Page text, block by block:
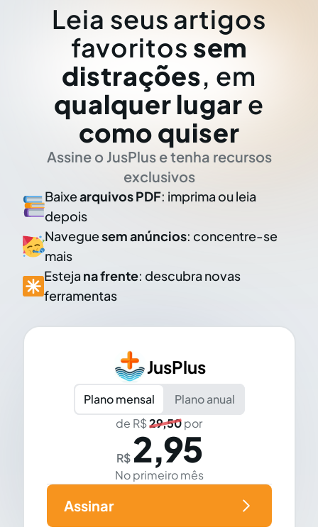
Leia seus artigos
favoritos sem
distrações, em
qualquer lugar e
como quiser
Assine o JusPlus e tenha recursos
exclusivos
Baixearquivos PDF: imprima ou leia
depois
Naveguesem anúncios: concentre-se
mais
Esteja na frente: descubra novas
ferramentas
JusPlus
Plano mensal
Plano anual
de R$29,50por
R$ 2,95
No primeiro mês
Assinar